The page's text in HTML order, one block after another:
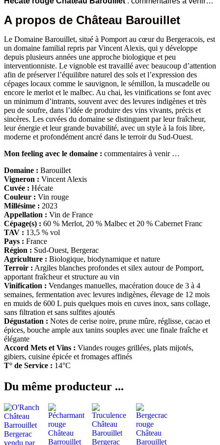
A propos de Château Barouillet
Le Domaine Barouillet, situé à Pomport au cœur du Bergeracois, est
un domaine familial repris par Vincent Alexis, qui y développe
depuis plusieurs années une approche biologique et peu
interventionniste. Le vignoble est travaillé avec beaucoup d’attention
afin de préserver l’équilibre naturel des sols et l’expression des
cépages locaux comme le sauvignon, le sémillon, la muscadelle ou
encore le merlot et le malbec. Au chai, les vinifications se font avec
un minimum d’intrants, souvent avec des levures indigènes et très
peu de soufre, dans l’idée de produire des vins vivants, précis et
sincères. Les cuvées du domaine se distinguent par leur fraîcheur,
leur énergie et leur grande buvabilité, avec un style à la fois libre,
moderne et profondément ancré dans le terroir du Sud-Ouest.
Mon feeling avec le domaine : commentaires à venir …
Domaine : Barouillet
Vigneron : Vincent Alexis
Cuvée : Hécate
Couleur : Vin rouge
Millésime : 2023
Appellation : Vin de France
Cépage(s) : 60 % Merlot, 20 % Malbec et 20 % Cabernet Franc
TAV : 13,5 % vol
Pays : France
Région : Sud-Ouest, Bergerac
Agriculture : Biologique, biodynamique et nature
Terroir : Argiles blanches profondes et silex autour de Pomport,
apportant fraîcheur et structure au vin
Vinification : Vendanges manuelles, macération douce de 3 à 4
semaines, fermentation avec levures indigènes, élevage de 12 mois
en muids de 600 L puis quelques mois en cuves inox, sans collage,
sans filtration et sans sulfites ajoutés
Dégustation : Notes de cerise noire, prune mûre, réglisse, cacao et
épices, bouche ample aux tanins souples avec une finale fraîche et
élégante
Accord Mets et Vins : Viandes rouges grillées, plats mijotés,
gibiers, cuisine épicée et fromages affinés
T° de Service : 14°C
Du même producteur ...